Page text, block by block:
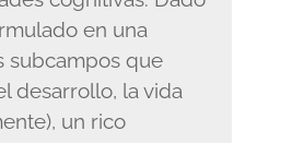
en una
subcampos que
desarrollo, la vida
un rico